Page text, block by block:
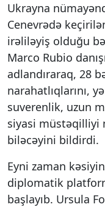
Ukrayna
Cenevrədə
irəliləyiş olduğu
Marco Rubio
adlandıraraq, 28
narahatlıqlarını,
suverenlik, uzun
siyasi müstəqilliyi
biləcəyini bildirdi.
Eyni zaman
diplomatik
başlayıb. Ursula